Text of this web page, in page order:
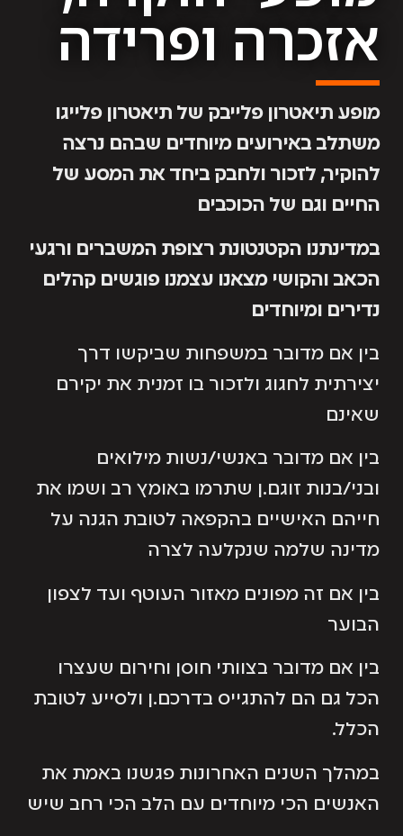
אזכרה ופרידה
מופע תיאטרון פלייבק של תיאטרון פלייגו
משתלב באירועים מיוחדים שבהם נרצה
להוקיר, לזכור ולחבק ביחד את המסע של
החיים וגם של הכוכבים
במדינתנו הקטנטונת רצופת המשברים ורגעי
הכאב והקושי מצאנו עצמנו פוגשים קהלים
נדירים ומיוחדים
בין אם מדובר במשפחות שביקשו דרך
יצירתית לחגוג ולזכור בו זמנית את יקירם
שאינם
בין אם מדובר באנשי/נשות מילואים
ובני/בנות זוגם.ן שתרמו באומץ רב ושמו את
חייהם האישיים בהקפאה לטובת הגנה על
מדינה שלמה שנקלעה לצרה
בין אם זה מפונים מאזור העוטף ועד לצפון
הבוער
בין אם מדובר בצוותי חוסן וחירום שעצרו
הכל גם הם להתגייס בדרכם.ן ולסייע לטובת
הכלל.
במהלך השנים האחרונות פגשנו באמת את
האנשים הכי מיוחדים עם הלב הכי רחב שיש